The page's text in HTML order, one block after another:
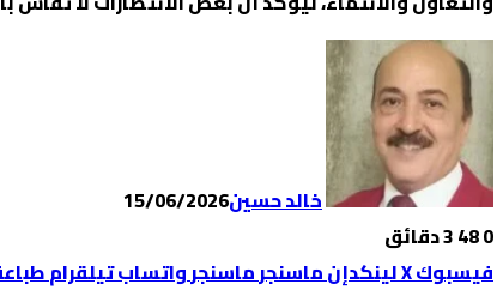
خالد حسين15/06/2026
0
3 دقائق
فيسبوك‫Xلينكدإنماسنجرماسنجرواتسابتيلقرام